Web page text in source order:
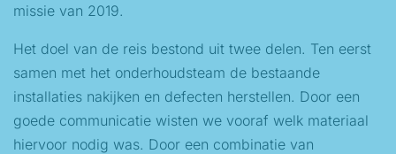
missie van 2019.
Het doel van de reis bestond uit twee delen. Ten eerst
samen met het onderhoudsteam de bestaande
installaties nakijken en defecten herstellen. Door een
goede communicatie wisten we vooraf welk materiaal
hiervoor nodig was. Door een combinatie van